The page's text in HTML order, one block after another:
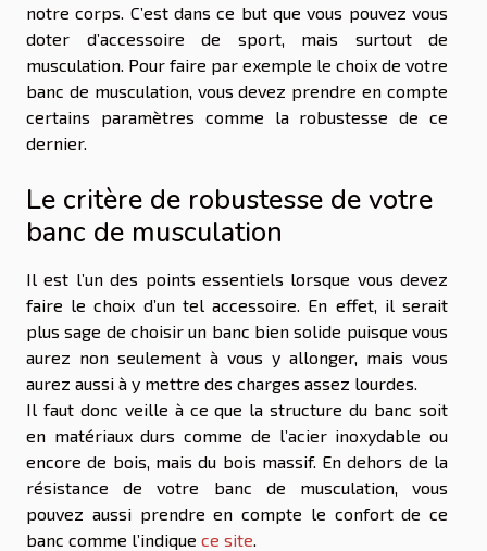
notre corps. C’est dans ce but que vous pouvez vous
doter d’accessoire de sport, mais surtout de
musculation. Pour faire par exemple le choix de votre
banc de musculation, vous devez prendre en compte
certains paramètres comme la robustesse de ce
dernier.
Le critère de robustesse de votre
banc de musculation
Il est l’un des points essentiels lorsque vous devez
faire le choix d’un tel accessoire. En effet, il serait
plus sage de choisir un banc bien solide puisque vous
aurez non seulement à vous y allonger, mais vous
aurez aussi à y mettre des charges assez lourdes.
Il faut donc veille à ce que la structure du banc soit
en matériaux durs comme de l’acier inoxydable ou
encore de bois, mais du bois massif. En dehors de la
résistance de votre banc de musculation, vous
pouvez aussi prendre en compte le confort de ce
banc comme l’indique ce site